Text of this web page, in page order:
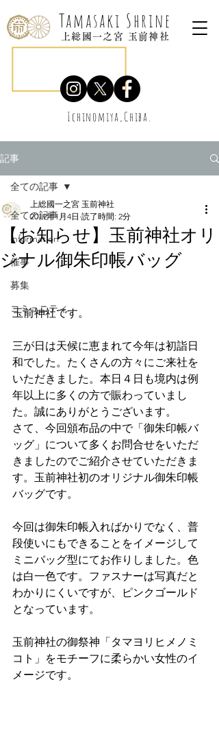
Tamasaki Shrine
上総國一之宮 玉前神社
Ichinomiya,Chiba.
記事
全ての記事
information
催事
募集
コミュニティ
全ての記事
【お知らせ】玉前神社オリ
ジナル御朱印帳バッグ
上総國一之宮 玉前神社
2019年1月4日 読了時間: 2分
玉前神社です。
三が日は天候に恵まれて今年は初詣日
和でした。たくさんの方々にご来社を
いただきました。本日４日も境内は例
年以上に多くの方で賑わっていまし
た。誠にありがとうございます。
さて、今回頒布品の中で「御朱印帳バ
ッグ」について多くお問合せをいただ
きましたのでご紹介させていただきま
す。玉前神社初のオリジナル御朱印帳
バッグです。
今回は御朱印帳入ればかりでなく、普
段使いにもできることをイメージして
ミニバッグ型にてお作りしました。色
は白一色です。ファスナーは写真だと
わかりにくいですが、ピンクゴールド
となっています。
玉前神社の御祭神「タマヨリヒメノミ
コト」をモチーフに柔らかい女性のイ
メージです。